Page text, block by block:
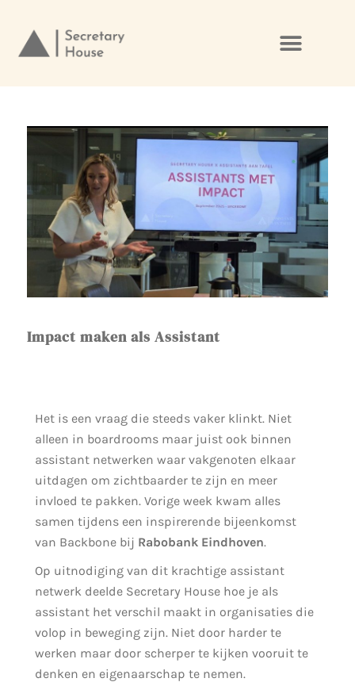
Ga
Impact maken als Assistant
Het is een vraag die steeds vaker klinkt. Niet
alleen in boardrooms maar juist ook binnen
assistant netwerken waar vakgenoten elkaar
uitdagen om zichtbaarder te zijn en meer
invloed te pakken. Vorige week kwam alles
samen tijdens een inspirerende bijeenkomst
van Backbone bij Rabobank Eindhoven.
Op uitnodiging van dit krachtige assistant
netwerk deelde Secretary House hoe je als
assistant het verschil maakt in organisaties die
volop in beweging zijn. Niet door harder te
werken maar door scherper te kijken vooruit te
denken en eigenaarschap te nemen.